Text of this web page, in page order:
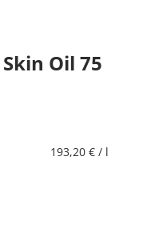
Oil 75
193,20 € / l